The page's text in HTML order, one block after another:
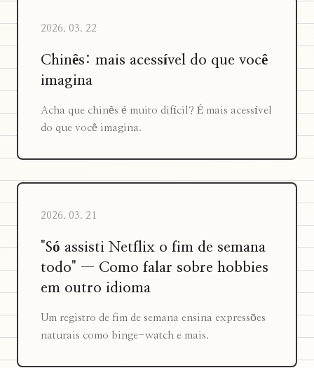
2026. 03. 22
Chinês: mais acessível do que você
imagina
Acha que chinês é muito difícil? É mais acessível
do que você imagina.
2026. 03. 21
"Só assisti Netflix o fim de semana
todo" — Como falar sobre hobbies
em outro idioma
Um registro de fim de semana ensina expressões
naturais como binge-watch e mais.